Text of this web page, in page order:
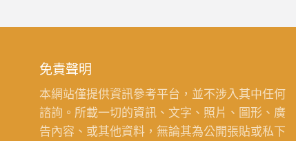
免責聲明
本網站僅提供資訊參考平台，並不涉入其中任何
諮詢。所載一切的資訊、文字、照片、圖形、廣
告內容、或其他資料，無論其為公開張貼或私下